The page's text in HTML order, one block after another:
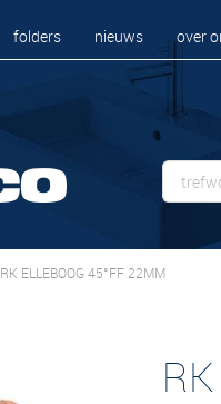
folders nieuws over
RK ELLEBOOG 45°FF 22MM